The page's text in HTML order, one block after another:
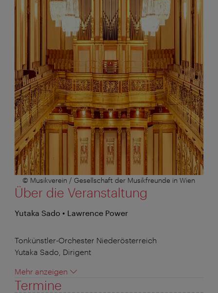
© Musikverein / Gesellschaft der Musikfreunde in Wien
Über die Veranstaltung
Yutaka Sado • Lawrence Power
Tonkünstler-Orchester Niederösterreich
Yutaka Sado, Dirigent
Mehr anzeigen
Termine